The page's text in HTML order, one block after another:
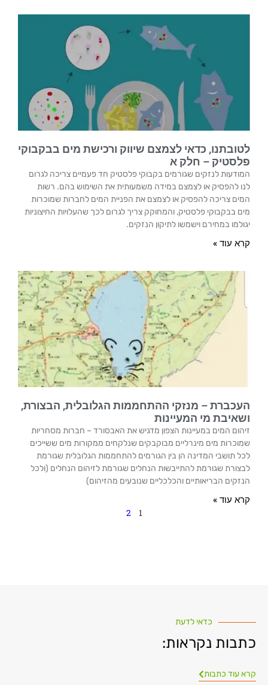
לטובתנו, כדאי לצמצם שיווק ורכישת מים בבקבוקי
פלסטיק – חלק א
המודעות לנזקים שגורמים בקבוקי פלסטיק חד פעמיים צריכה לגרום
לנו להפסיק או לצמצם במידה משמעותית את השימוש בהם. רשות
המים צריכה להפסיק או לצמצם את הפניית המים לחברות שמוכרות
מים בבקבוקי פלסטיק, והמחוקק צריך לגרום לכך שהעלויות החיצוניות
יגולמו במחירם וישמשו לתיקון הנזקים.
קרא עוד »
העכברת – מנזקי ההתחממות הגלובלית, הבצורת,
ושאיבת מי המעיינות
זיהום המים במעיינות הצפון מדגיש את האבסורד – חברות מסחריות
שמוכרות מים מינרליים מבוקבקים שנלקחים ממקורות מים ששייכים
לכל תושבי המדינה הן בין הגורמים להתחממות הגלובלית שגורמת
לבצורת שגורמת להתייבשות הנחלים שגורמת לזיהום הנחלים (ולכל
הנזקים הבריאותיים והכלכליים שנובעים מהזיהום)
קרא עוד »
1
2
כדאי לדעת
כתבות נקראות:
קרא עוד כתבות